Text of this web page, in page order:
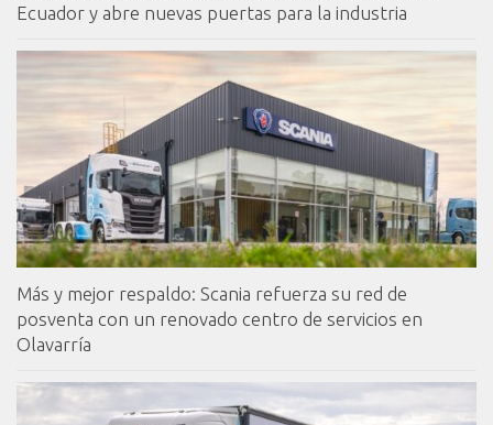
Ecuador y abre nuevas puertas para la industria
Más y mejor respaldo: Scania refuerza su red de
posventa con un renovado centro de servicios en
Olavarría